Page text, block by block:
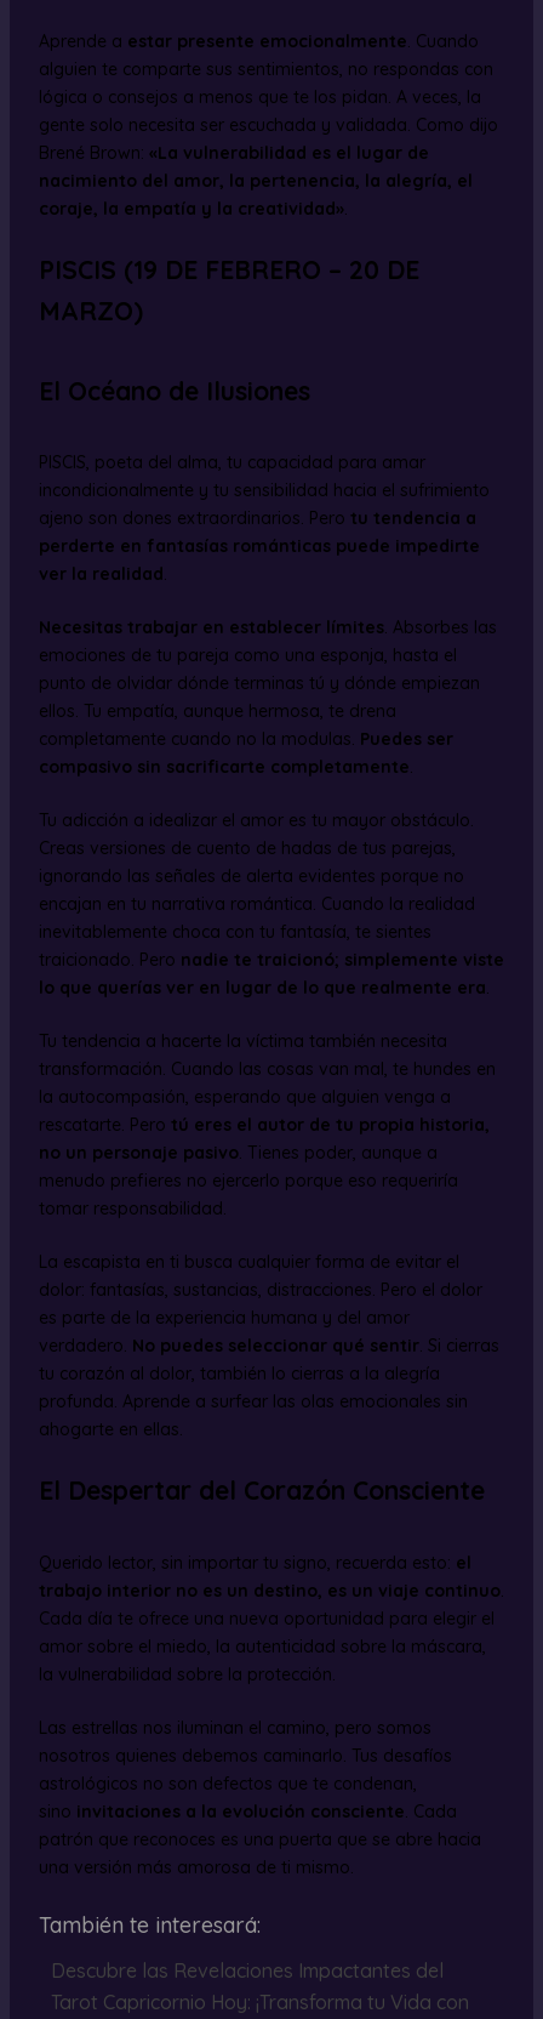
Aprende a estar presente emocionalmente. Cuando
alguien te comparte sus sentimientos, no respondas con
lógica o consejos a menos que te los pidan. A veces, la
gente solo necesita ser escuchada y validada. Como dijo
Brené Brown: «La vulnerabilidad es el lugar de
nacimiento del amor, la pertenencia, la alegría, el
coraje, la empatía y la creatividad».
PISCIS (19 DE FEBRERO – 20 DE
MARZO)
El Océano de Ilusiones
PISCIS, poeta del alma, tu capacidad para amar
incondicionalmente y tu sensibilidad hacia el sufrimiento
ajeno son dones extraordinarios. Pero tu tendencia a
perderte en fantasías románticas puede impedirte
ver la realidad.
Necesitas trabajar en establecer límites. Absorbes las
emociones de tu pareja como una esponja, hasta el
punto de olvidar dónde terminas tú y dónde empiezan
ellos. Tu empatía, aunque hermosa, te drena
completamente cuando no la modulas. Puedes ser
compasivo sin sacrificarte completamente.
Tu adicción a idealizar el amor es tu mayor obstáculo.
Creas versiones de cuento de hadas de tus parejas,
ignorando las señales de alerta evidentes porque no
encajan en tu narrativa romántica. Cuando la realidad
inevitablemente choca con tu fantasía, te sientes
traicionado. Pero nadie te traicionó; simplemente viste
lo que querías ver en lugar de lo que realmente era.
Tu tendencia a hacerte la víctima también necesita
transformación. Cuando las cosas van mal, te hundes en
la autocompasión, esperando que alguien venga a
rescatarte. Pero tú eres el autor de tu propia historia,
no un personaje pasivo. Tienes poder, aunque a
menudo prefieres no ejercerlo porque eso requeriría
tomar responsabilidad.
La escapista en ti busca cualquier forma de evitar el
dolor: fantasías, sustancias, distracciones. Pero el dolor
es parte de la experiencia humana y del amor
verdadero. No puedes seleccionar qué sentir. Si cierras
tu corazón al dolor, también lo cierras a la alegría
profunda. Aprende a surfear las olas emocionales sin
ahogarte en ellas.
El Despertar del Corazón Consciente
Querido lector, sin importar tu signo, recuerda esto: el
trabajo interior no es un destino, es un viaje continuo.
Cada día te ofrece una nueva oportunidad para elegir el
amor sobre el miedo, la autenticidad sobre la máscara,
la vulnerabilidad sobre la protección.
Las estrellas nos iluminan el camino, pero somos
nosotros quienes debemos caminarlo. Tus desafíos
astrológicos no son defectos que te condenan,
sino invitaciones a la evolución consciente . Cada
patrón que reconoces es una puerta que se abre hacia
una versión más amorosa de ti mismo.
También te interesará:
Descubre las Revelaciones Impactantes del
Tarot Capricornio Hoy: ¡Transforma tu Vida con